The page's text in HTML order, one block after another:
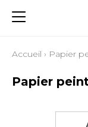
Accueil › Papier
Papier